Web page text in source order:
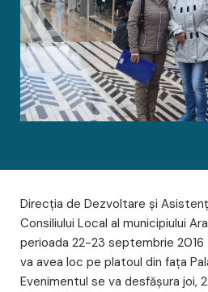
Direcţia de Dezvoltare şi
Consiliului Local al municipiului
perioada 22-23 septembrie 2016
va avea loc pe platoul din faţa
Evenimentul se va desfăşura joi,